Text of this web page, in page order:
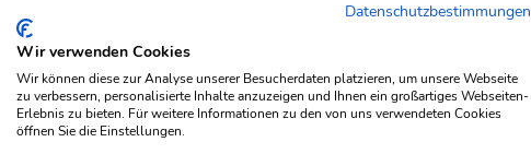
nüchtern
nüchtern, objektiv
Datenschutzbestimmungen
Wir verwenden Cookies
Wir können diese zur Analyse unserer Besucherdaten platzieren, um unsere Webseite
zu verbessern, personalisierte Inhalte anzuzeigen und Ihnen ein großartiges Webseiten-
Erlebnis zu bieten. Für weitere Informationen zu den von uns verwendeten Cookies
öffnen Sie die Einstellungen.